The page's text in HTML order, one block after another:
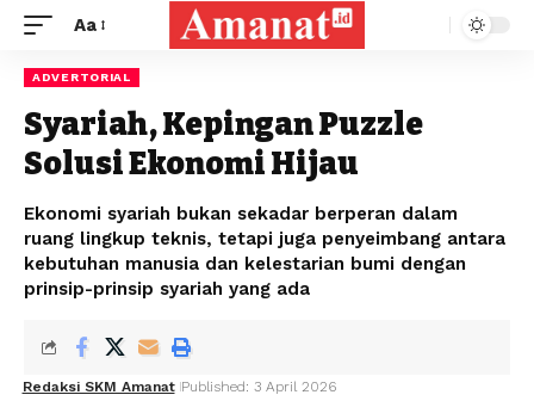
Aa
ADVERTORIAL
Syariah, Kepingan Puzzle
Solusi Ekonomi Hijau
Ekonomi syariah bukan sekadar berperan dalam
ruang lingkup teknis, tetapi juga penyeimbang antara
kebutuhan manusia dan kelestarian bumi dengan
prinsip-prinsip syariah yang ada
Redaksi SKM Amanat Published: 3 April 2026